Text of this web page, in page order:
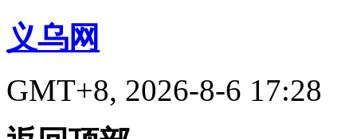
义乌网
GMT+8, 2026-8-6 17:28